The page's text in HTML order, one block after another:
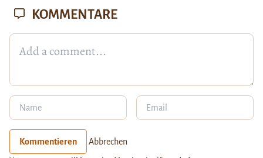
KOMMENTARE
Kommentieren Abbrechen